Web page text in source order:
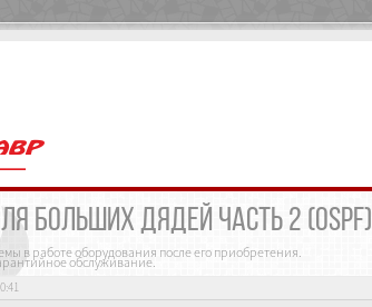
БОЛЬШИХ ДЯДЕЙ ЧАСТЬ 2 (OSPF)
в работе оборудования после его приобретения.
обслуживание.